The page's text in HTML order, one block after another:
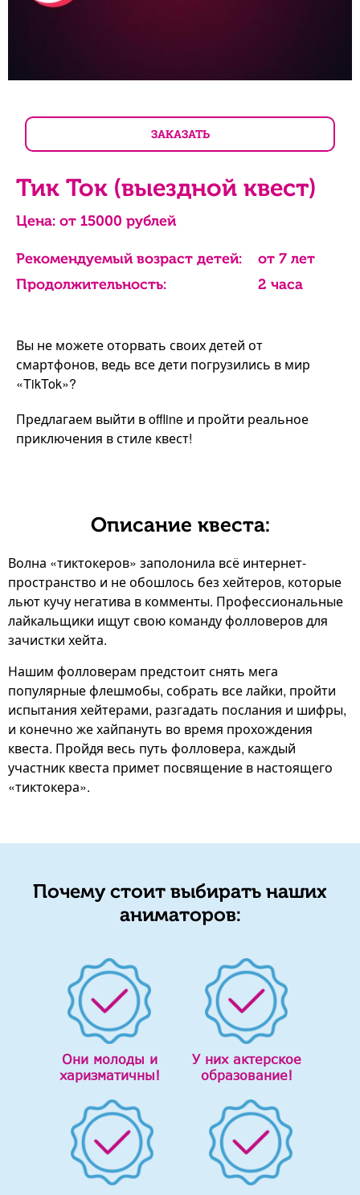
ЗАКАЗАТЬ
Тик Ток (выездной квест)
Цена: от 15000 рублей
Рекомендуемый возраст детей:
от 7 лет
Продолжительность:
2 часа
Вы не можете оторвать своих детей от
смартфонов, ведь все дети погрузились в мир
«TikTok»?
Предлагаем выйти в offline и пройти реальное
приключения в стиле квест!
Описание квеста:
Волна «тиктокеров» заполонила всё интернет-
пространство и не обошлось без хейтеров, которые
льют кучу негатива в комменты. Профессиональные
лайкальщики ищут свою команду фолловеров для
зачистки хейта.
Нашим фолловерам предстоит снять мега
популярные флешмобы, собрать все лайки, пройти
испытания хейтерами, разгадать послания и шифры,
и конечно же хайпануть во время прохождения
квеста. Пройдя весь путь фолловера, каждый
участник квеста примет посвящение в настоящего
«тиктокера».
Почему стоит выбирать наших
аниматоров:
Они молоды и
харизматичны!
У них актерское
образование!